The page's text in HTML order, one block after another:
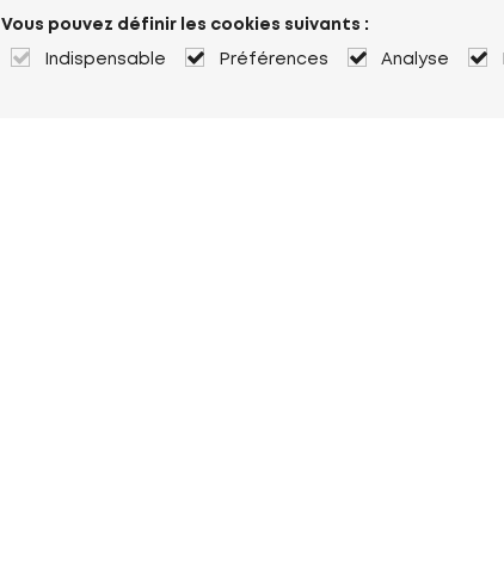
Vous pouvez définir les cookies suivants :
Indispensable Préférences Analyse